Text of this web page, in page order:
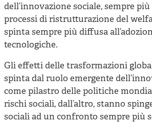
dell’innovazione sociale, sempre
processi di ristrutturazione del
spinta sempre più diffusa
tecnologiche.
Gli effetti delle trasformazioni
spinta dal ruolo emergente
come pilastro delle politiche
rischi sociali, dall’altro, stanno
sociali ad un confronto sempre più